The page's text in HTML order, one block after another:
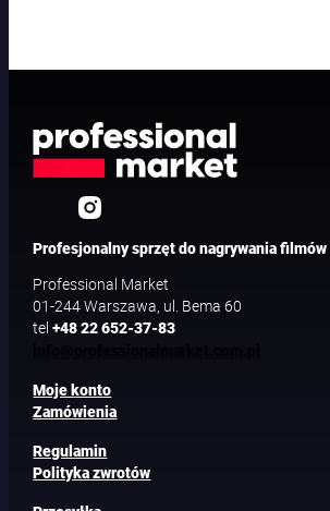
Profesjonalny sprzęt do nagrywania
Professional Market
01-244 Warszawa, ul. Bema 60
tel+48 22 652-37-83
Moje konto
Zamówienia
Regulamin
Polityka zwrotów